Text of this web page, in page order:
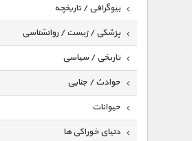
بیوگرافی / تاریخچه
پزشکی / زیست / روانشناسی
تاریخی / سیاسی
حوادث / جنایی
حیوانات
دنیای خوراکی ها